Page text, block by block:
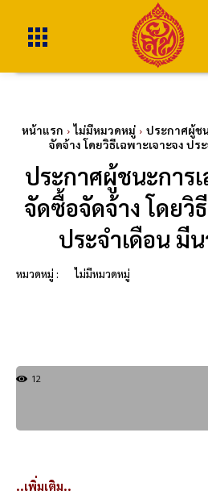
หน้าแรก ไม่มีหมวดหมู่
ประกาศผู้ช
จัดจ้าง โดยวิธีเฉพาะเจาะจง ปร
ประกาศผู้ชนะการ
จัดซื้อจัดจ้าง โดยวิ
ประจำเดือน มี
หมวดหมู่ : ไม่มีหมวดหมู่
12
..เพิ่มเติม..